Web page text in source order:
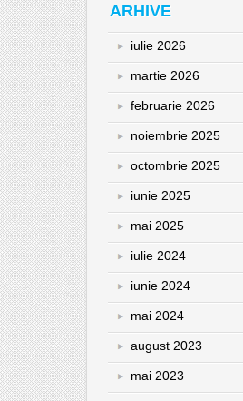
ARHIVE
iulie 2026
martie 2026
februarie 2026
noiembrie 2025
octombrie 2025
iunie 2025
mai 2025
iulie 2024
iunie 2024
mai 2024
august 2023
mai 2023